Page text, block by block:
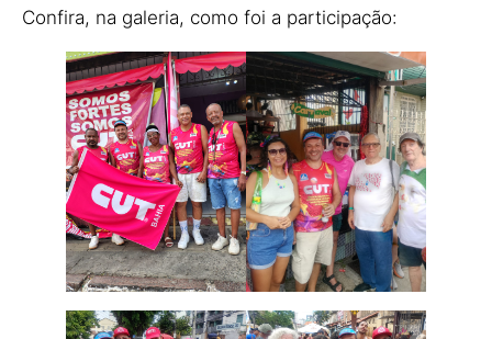
Confira, na galeria, como foi a participação: